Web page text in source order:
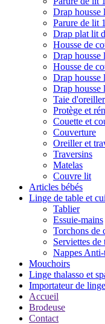
Drap housse
Parure de lit
Drap plat lit
Housse de
Drap housse
Housse de
Drap housse
Drap housse
Taie d'oreiller
Protège et
Couette et
Couverture
Oreiller et
Traversins
Matelas
Couvre lit
Articles bébés
Linge de table et
Tablier
Essuie-mains
Torchons de
Serviettes de
Nappes Anti-
Mouchoirs
Linge thalasso et
Importateur de linge
Accueil
Brodeuse
Contact